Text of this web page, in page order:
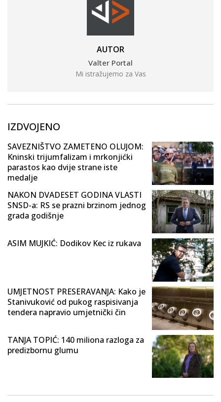
AUTOR
Valter Portal
Mi istražujemo za Vas
IZDVOJENO
SAVEZNIŠTVO ZAMETENO OLUJOM:
Kninski trijumfalizam i mrkonjićki
parastos kao dvije strane iste
medalje
NAKON DVADESET GODINA VLASTI
SNSD-a: RS se prazni brzinom jednog
grada godišnje
ASIM MUJKIĆ: Dodikov Kec iz rukava
UMJETNOST PRESERAVANJA: Kako je
Stanivuković od pukog raspisivanja
tendera napravio umjetnički čin
TANJA TOPIĆ: 140 miliona razloga za
predizbornu glumu